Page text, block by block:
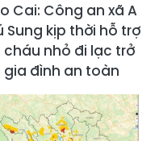
Cai: Công an xã A
Sung kịp thời hỗ trợ
cháu nhỏ đi lạc trở
gia đình an toàn